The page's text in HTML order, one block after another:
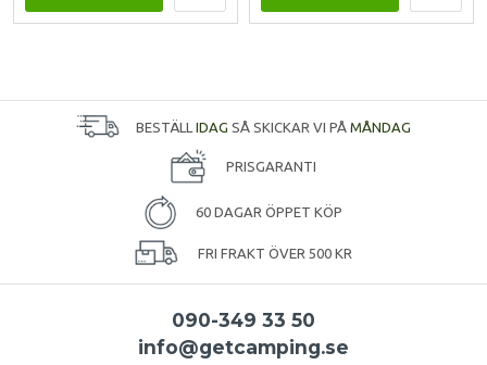
BESTÄLL IDAG SÅ SKICKAR VI PÅ MÅNDAG
PRISGARANTI
60 DAGAR ÖPPET KÖP
FRI FRAKT ÖVER 500 KR
090-349 33 50
info@getcamping.se